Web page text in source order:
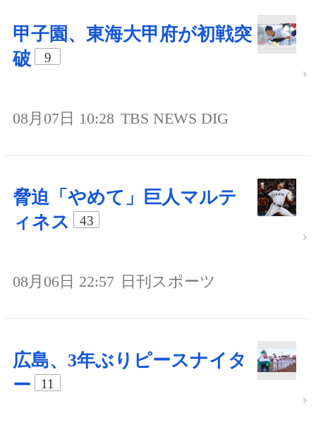
甲子園、東海大甲府が初戦突
破
9
08月07日 10:28 TBS NEWS DIG
脅迫「やめて」巨人マルテ
ィネス
43
08月06日 22:57 日刊スポーツ
広島、3年ぶりピースナイタ
ー
11